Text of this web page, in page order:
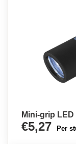
Mini-grip
€5,27 Per